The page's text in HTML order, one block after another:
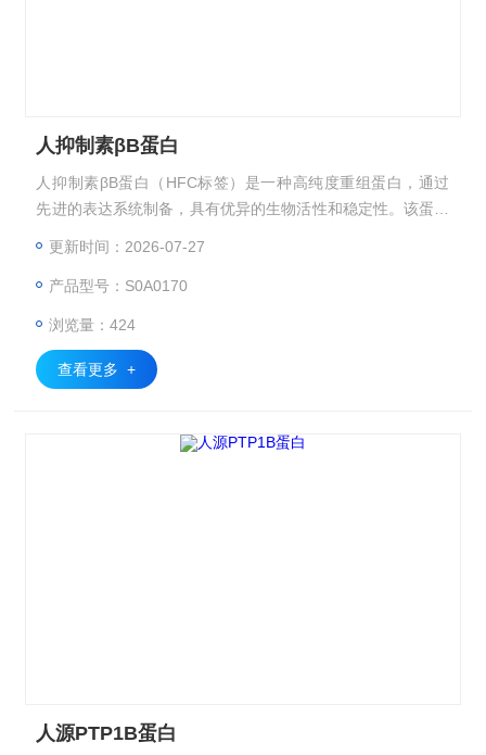
人抑制素βB蛋白
人抑制素βB蛋白（HFC标签）是一种高纯度重组蛋白，通过
先进的表达系统制备，具有优异的生物活性和稳定性。该蛋白
满足科研和工业应用需求。
更新时间：2026-07-27
产品型号：S0A0170
浏览量：424
查看更多 +
人源PTP1B蛋白